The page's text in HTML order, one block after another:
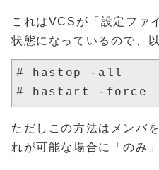
これはVCSが「設定ファ
状態になっているので、
# hastop -all
ただしこの方法はメンバ
れが可能な場合に「のみ